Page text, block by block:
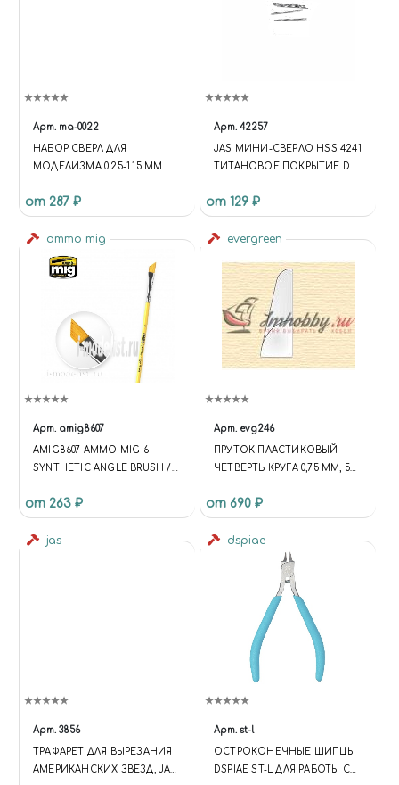
Арт. ma-0022
НАБОР СВЕРЛ ДЛЯ
МОДЕЛИЗМА 0.25-1.15 ММ
от 287 ₽
Арт. 42257
JAS МИНИ-СВЕРЛО HSS 4241
ТИТАНОВОЕ ПОКРЫТИЕ D
от 129 ₽
ammo mig
Арт. amig8607
AMIG8607 AMMO MIG 6
SYNTHETIC ANGLE BRUSH /
СКОШЕННАЯ КИСТЬ
от 263 ₽
evergreen
Арт. evg246
ПРУТОК ПЛАСТИКОВЫЙ
ЧЕТВЕРТЬ КРУГА 0,75 ММ, 5
от 690 ₽
jas
Арт. 3856
ТРАФАРЕТ ДЛЯ ВЫРЕЗАНИЯ
АМЕРИКАНСКИХ ЗВЕЗД, JAS
dspiae
Арт. st-l
ОСТРОКОНЕЧНЫЕ ШИПЦЫ
DSPIAE ST-L ДЛЯ РАБОТЫ С